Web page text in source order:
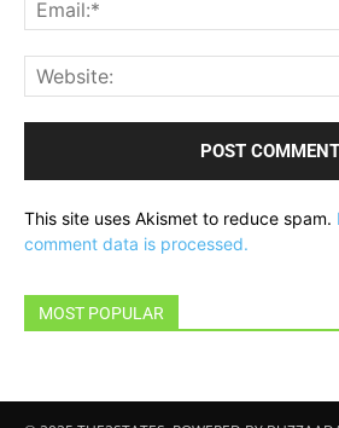
This site uses Akismet to reduce spam.
comment data is processed.
MOST POPULAR